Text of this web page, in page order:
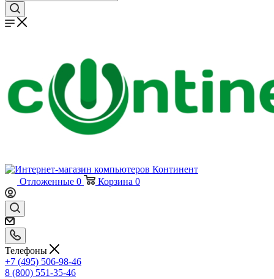
Отложенные 0 Корзина 0
Телефоны
+7 (495) 506-98-46
8 (800) 551-35-46